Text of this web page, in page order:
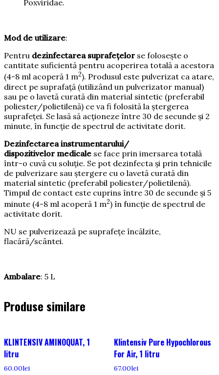
Poxviridae.
Mod de utilizare:
Pentru dezinfectarea suprafețelor se folosește o
cantitate suficientă pentru acoperirea totală a acestora
(4-8 ml acoperă 1 m2). Produsul este pulverizat ca atare,
direct pe suprafață (utilizând un pulverizator manual)
sau pe o lavetă curată din material sintetic (preferabil
poliester/polietilenă) ce va fi folosită la ștergerea
suprafeței. Se lasă să acționeze între 30 de secunde și 2
minute, în funcție de spectrul de activitate dorit.
Dezinfectarea instrumentarului/
dispozitivelor medicale se face prin imersarea totală
într-o cuvă cu soluție. Se pot dezinfecta și prin tehnicile
de pulverizare sau ștergere cu o lavetă curată din
material sintetic (preferabil poliester/polietilenă).
Timpul de contact este cuprins între 30 de secunde și 5
minute (4-8 ml acoperă 1 m2) în funcție de spectrul de
activitate dorit.
NU se pulverizează pe suprafețe încălzite,
flacără/scântei.
Ambalare: 5 L
Produse similare
KLINTENSIV AMINOQUAT, 1
litru
60.00lei
Klintensiv Pure Hypochlorous
For Air, 1 litru
67.00lei